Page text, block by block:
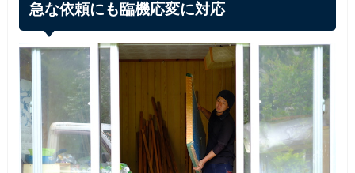
急な依頼にも臨機応変に対応